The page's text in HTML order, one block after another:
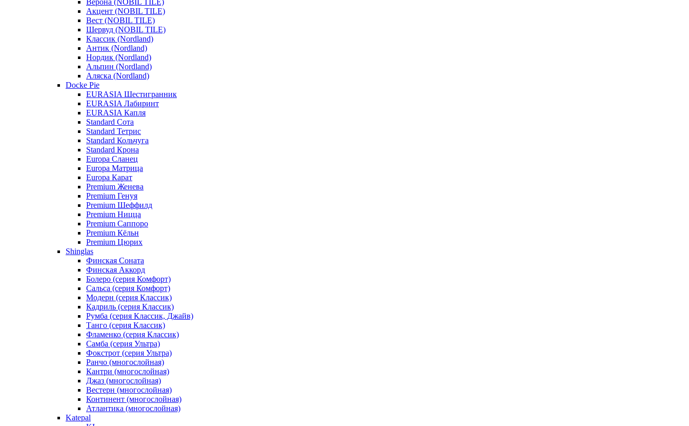
Верона (NOBIL TILE)
Акцент (NOBIL TILE)
Вест (NOBIL TILE)
Шервуд (NOBIL TILE)
Классик (Nordland)
Антик (Nordland)
Нордик (Nordland)
Альпин (Nordland)
Аляска (Nordland)
Docke Pie
EURASIA Шестигранник
EURASIA Лабиринт
EURASIA Капля
Standard Сота
Standard Тетрис
Standard Кольчуга
Standard Крона
Europa Сланец
Europa Матрица
Europa Карат
Premium Женева
Premium Генуя
Premium Шеффилд
Premium Ницца
Premium Саппоро
Premium Кёльн
Premium Цюрих
Shinglas
Финская Соната
Финская Аккорд
Болеро (серия Комфорт)
Сальса (серия Комфорт)
Модерн (серия Классик)
Кадриль (серия Классик)
Румба (серия Классик, Джайв)
Танго (серия Классик)
Фламенко (серия Классик)
Самба (серия Ультра)
Фокстрот (серия Ультра)
Ранчо (многослойная)
Кантри (многослойная)
Джаз (многослойная)
Вестерн (многослойная)
Континент (многослойная)
Атлантика (многослойная)
Katepal